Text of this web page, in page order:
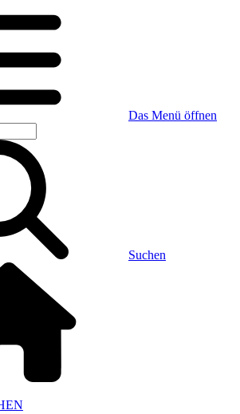
Das Menü öffnen
Suchen